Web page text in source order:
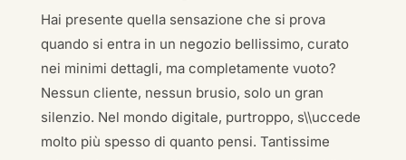
Hai presente quella sensazione che si prova
quando si entra in un negozio bellissimo, curato
nei minimi dettagli, ma completamente vuoto?
Nessun cliente, nessun brusio, solo un gran
silenzio. Nel mondo digitale, purtroppo, s\\uccede
molto più spesso di quanto pensi. Tantissime